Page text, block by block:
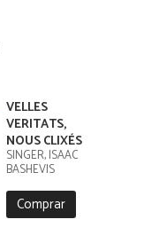
VELLES
VERITATS,
NOUS CLIXÉS
SINGER, ISAAC
BASHEVIS
Comprar